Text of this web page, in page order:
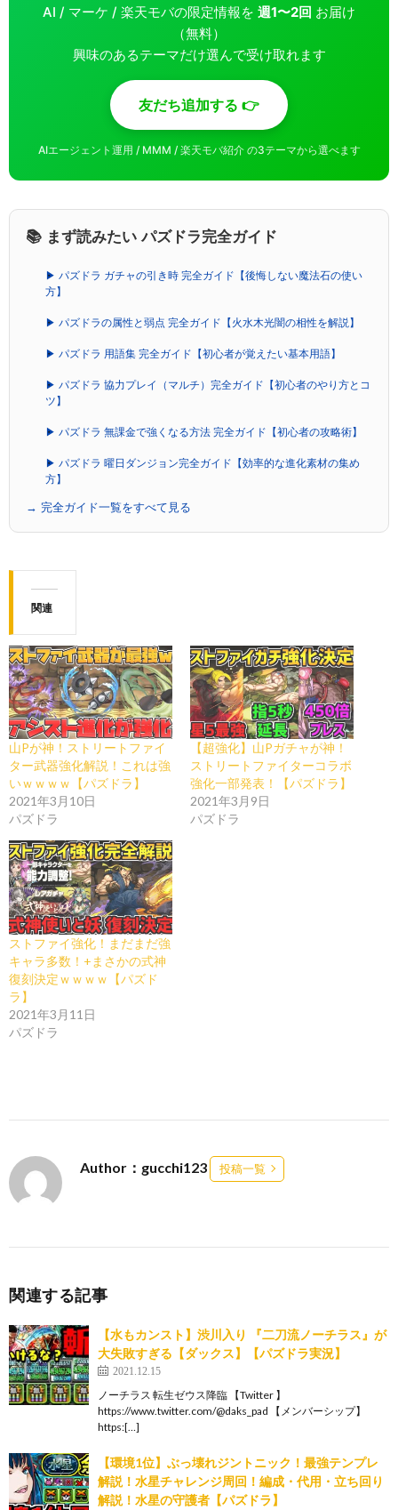
AI / マーケ / 楽天モバの限定情報を 週1〜2回 お届け
（無料）
興味のあるテーマだけ選んで受け取れます
友だち追加する 👉
AIエージェント運用 / MMM / 楽天モバ紹介 の3テーマから選べます
📚 まず読みたい パズドラ完全ガイド
▶ パズドラ ガチャの引き時 完全ガイド【後悔しない魔法石の使い
方】
▶ パズドラの属性と弱点 完全ガイド【火水木光闇の相性を解説】
▶ パズドラ 用語集 完全ガイド【初心者が覚えたい基本用語】
▶ パズドラ 協力プレイ（マルチ）完全ガイド【初心者のやり方とコ
ツ】
▶ パズドラ 無課金で強くなる方法 完全ガイド【初心者の攻略術】
▶ パズドラ 曜日ダンジョン完全ガイド【効率的な進化素材の集め
方】
→ 完全ガイド一覧をすべて見る
関連
山Pが神！ストリートファイ
ター武器強化解説！これは強
いｗｗｗｗ【パズドラ】
2021年3月10日
パズドラ
【超強化】山Pガチャが神！
ストリートファイターコラボ
強化一部発表！【パズドラ】
2021年3月9日
パズドラ
ストファイ強化！まだまだ強
キャラ多数！+まさかの式神
復刻決定ｗｗｗｗ【パズド
ラ】
2021年3月11日
パズドラ
Author：gucchi123 投稿一覧
関連する記事
【水もカンスト】渋川入り 『二刀流ノーチラス』が
大失敗すぎる【ダックス】【パズドラ実況】
2021.12.15
ノーチラス 転生ゼウス降臨 【Twitter 】
https://www.twitter.com/@daks_pad 【メンバーシップ】
https:[…]
【環境1位】ぶっ壊れジントニック！最強テンプレ
解説！水星チャレンジ周回！編成・代用・立ち回り
解説！水星の守護者【パズドラ】